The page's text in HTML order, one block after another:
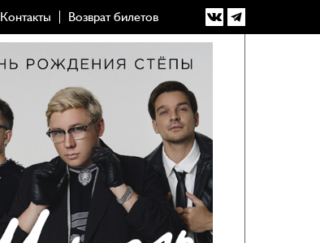
Контакты Возврат билетов